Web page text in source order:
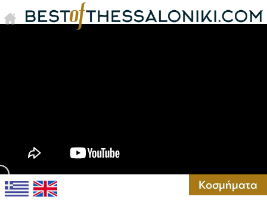
Κοσμήματα